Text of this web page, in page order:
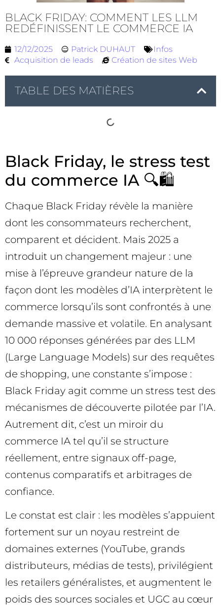
BLACK FRIDAY: COMMENT LES LLM
REDÉFINISSENT LE COMMERCE IA
12/12/2025 Patrick DUHAUT
Infos
Acquisition de leads
Création de sites Web
TABLE DES MATIÈRES
Black Friday, le stress test
du commerce IA 🔍🛍️
Chaque Black Friday révèle la manière
dont les consommateurs recherchent,
comparent et décident. Mais 2025 a
introduit un changement majeur : une
mise à l’épreuve grandeur nature de la
façon dont les modèles d’IA interprètent le
commerce lorsqu’ils sont confrontés à une
demande massive et volatile. En analysant
10 000 réponses générées par des LLM
(Large Language Models) sur des requêtes
de shopping, une constante s’impose :
Black Friday agit comme un stress test des
mécanismes de découverte pilotée par l’IA.
Autrement dit, c’est un miroir du
commerce IA tel qu’il se structure
réellement, entre signaux off-page,
contenus comparatifs et arbitrages de
confiance.
Le constat est clair : les modèles s’appuient
fortement sur un noyau restreint de
domaines externes (YouTube, grands
distributeurs, médias de tests), privilégient
les retailers généralistes, et augmentent le
poids des sources sociales et UGC au cœur